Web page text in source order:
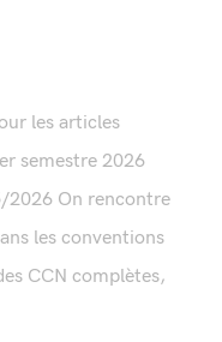
les articles
semestre 2026
On rencontre
les conventions
CCN complètes,